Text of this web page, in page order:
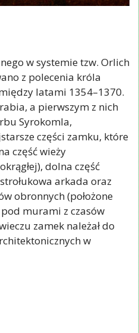
w systemie tzw. Orlich
z polecenia króla
latami 1354–1370.
a pierwszym z nich
Syrokomla,
części zamku, które
część wieży
dolna część
arkada oraz
obronnych (położone
murami z czasów
zamek należał do
w